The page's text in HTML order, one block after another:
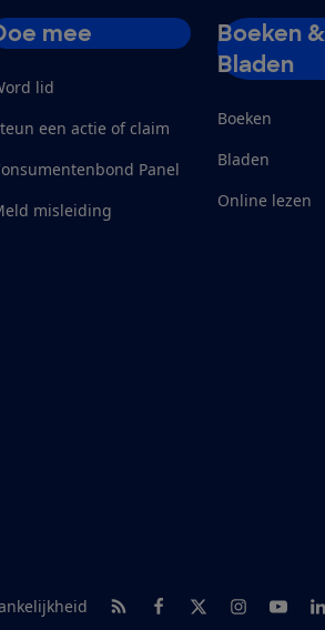
mee
lid
een actie of claim
Panel
misleiding
Boeken &
Bladen
Boeken
Bladen
Online lezen
RSS-feed nieuws
Facebook
TwitterInstagram